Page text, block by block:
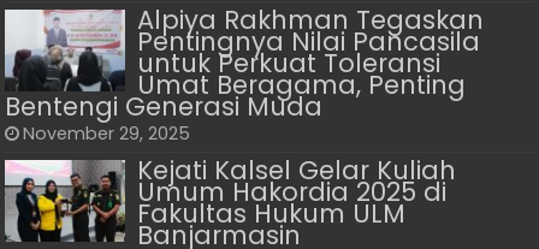
Alpiya Rakhman Tegaskan
Pentingnya Nilai Pancasila
untuk Perkuat Toleransi
Umat Beragama, Penting
Bentengi Generasi Muda
November 29, 2025
Kejati Kalsel Gelar Kuliah
Umum Hakordia 2025 di
Fakultas Hukum ULM
Banjarmasin